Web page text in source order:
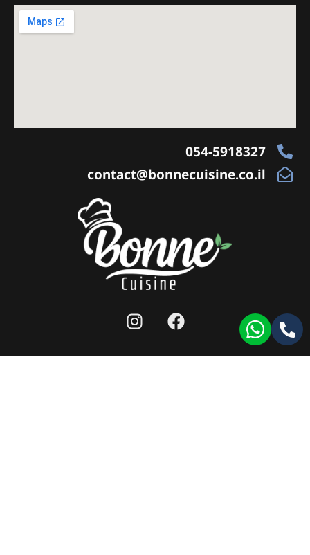
054-5918327
contact@bonnecuisine.co.il
מפת אתר|תנאי שימוש לאתר|הצהרת נגישות |
llms